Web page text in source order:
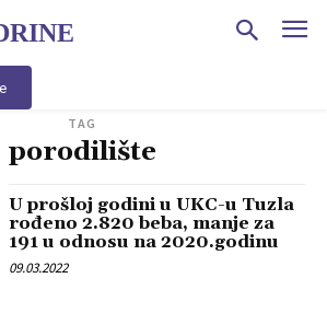
TAG
porodilište
U prošloj godini u UKC-u Tuzla
rođeno 2.820 beba, manje za
191 u odnosu na 2020.godinu
09.03.2022